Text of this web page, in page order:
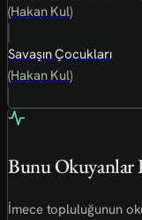
(Hakan Kul)
Savaşın Çocukları
(Hakan Kul)
Bunu Okuyanlar
İmece topluluğunun